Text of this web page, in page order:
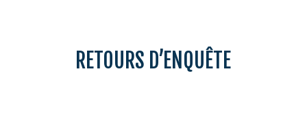
RETOURS D’ENQUÊTE